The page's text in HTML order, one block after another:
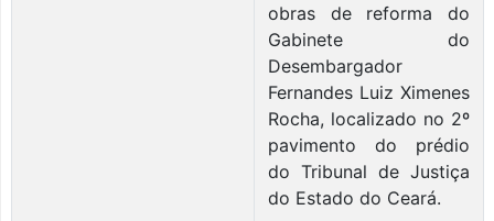
obras de reforma do
Gabinete do
Desembargador
Fernandes Luiz Ximenes
Rocha, localizado no 2º
pavimento do prédio
do Tribunal de Justiça
do Estado do Ceará.